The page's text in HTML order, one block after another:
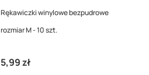
Rękawiczki winylowe bezpudrowe
rozmiar M - 10 szt.
5,99 zł